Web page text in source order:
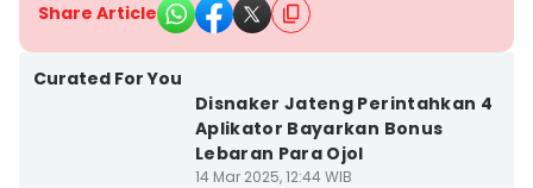
Share Article
Curated For You
Disnaker Jateng Perintahkan 4
Aplikator Bayarkan Bonus
Lebaran Para Ojol
14 Mar 2025, 12:44 WIB